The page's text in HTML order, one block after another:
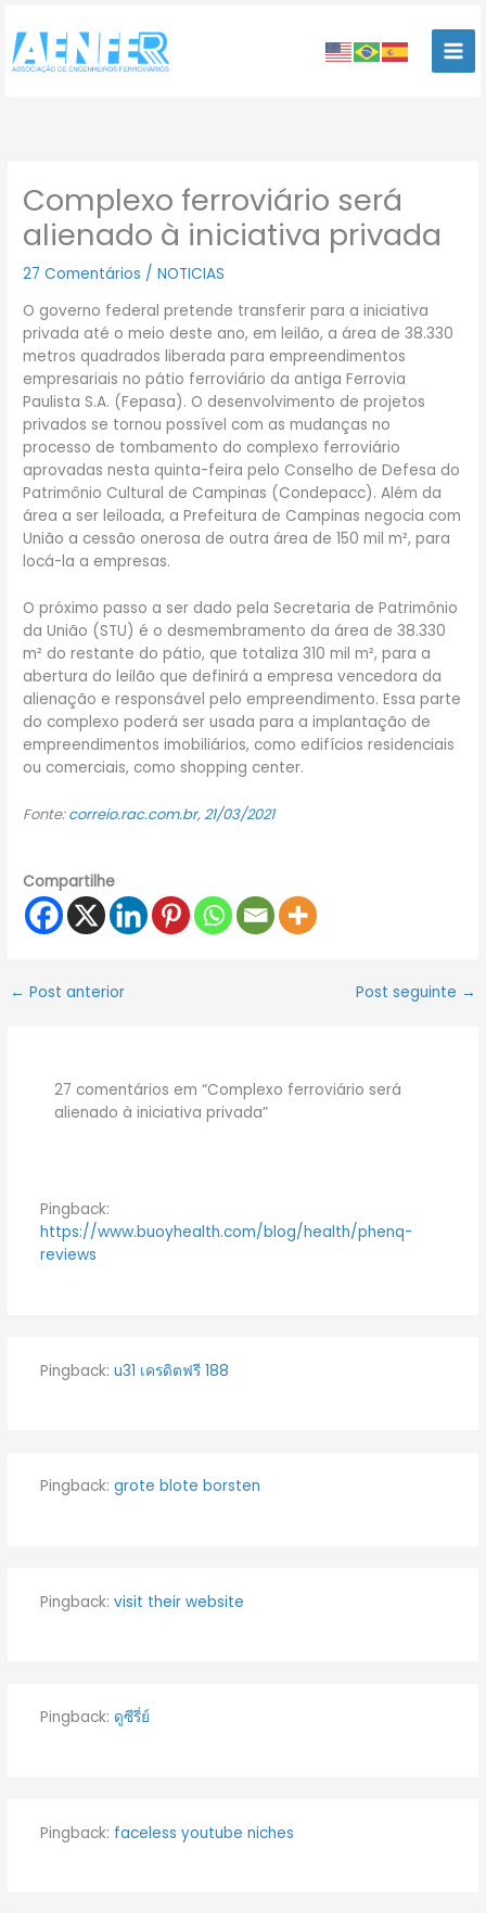
para
conteúdo
Complexo ferroviário será
alienado à iniciativa privada
27 Comentários /NOTICIAS
O governo federal pretende transferir para a iniciativa
privada até o meio deste ano, em leilão, a área de 38.330
metros quadrados liberada para empreendimentos
empresariais no pátio ferroviário da antiga Ferrovia
Paulista S.A. (Fepasa). O desenvolvimento de projetos
privados se tornou possível com as mudanças no
processo de tombamento do complexo ferroviário
aprovadas nesta quinta-feira pelo Conselho de Defesa do
Patrimônio Cultural de Campinas (Condepacc). Além da
área a ser leiloada, a Prefeitura de Campinas negocia com
União a cessão onerosa de outra área de 150 mil m², para
locá-la a empresas.
O próximo passo a ser dado pela Secretaria de Patrimônio
da União (STU) é o desmembramento da área de 38.330
m² do restante do pátio, que totaliza 310 mil m², para a
abertura do leilão que definirá a empresa vencedora da
alienação e responsável pelo empreendimento. Essa parte
do complexo poderá ser usada para a implantação de
empreendimentos imobiliários, como edifícios residenciais
ou comerciais, como shopping center.
Fonte:correio.rac.com.br, 21/03/2021
Compartilhe
← Post anterior Post seguinte →
27 comentários em “Complexo ferroviário será
alienado à iniciativa privada”
Pingback:
https://www.buoyhealth.com/blog/health/phenq-
reviews
Pingback: u31 เครดิตฟรี 188
Pingback: grote blote borsten
Pingback: visit their website
Pingback: ดูซีรี่ย์
Pingback: faceless youtube niches